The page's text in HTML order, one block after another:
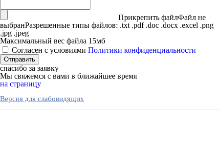
Прикрепить файлФайл не
выбранРазрешенные типы файлов: .txt .pdf .doc .docx .excel .png
.jpg .jpeg
Максимальный вес файла 15мб
Согласен с условиями Политики конфиденциальности
спасибо за заявку
Мы свяжемся с вами в ближайшее время
на страницу
Версия для слабовидящих